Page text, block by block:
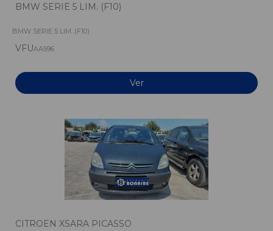
BMW SERIE 5 LIM. (F10)
BMW SERIE 5 LIM. (F10)
VFUAA596
Ver
CITROEN XSARA PICASSO